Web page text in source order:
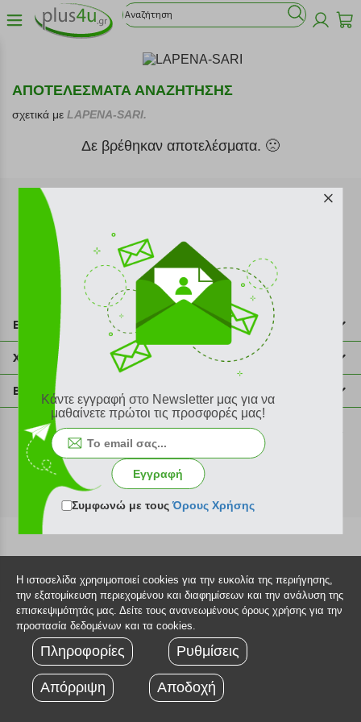
ΑΠΟΤΕΛΕΣΜΑΤΑ ΑΝΑΖΗΤΗΣΗΣ
σχετικά με LAPENA-SARI.
Δε βρέθηκαν αποτελέσματα. 🙁
Εγγραφή στο newsletter
Επικοινωνία
211 2000 700
info@plus4u.gr
Χρήσιμες πληροφορίες
Η εταιρία
Σημεία παραλαβής
Ευκαιρίες καριέρας
Όροι χρήσης
Sitemap
Βοήθεια
Εξέλιξη παραγγελίας
Τρόποι παραγγελίας
Τρόποι πληρωμής
Τρόποι αποστολής
Πολιτική επιστροφών
Τεχνική υποστήριξη
©2026 Plus4u.gr
Κάντε εγγραφή στο Newsletter μας για να
μαθαίνετε πρώτοι τις προσφορές μας!
Εγγραφή
Συμφωνώ με τουςΌρους Χρήσης
Η ιστοσελίδα χρησιμοποιεί cookies για την ευκολία της περιήγησης,
την εξατομίκευση περιεχομένου και διαφημίσεων και την ανάλυση της
επισκεψιμότητάς μας. Δείτε τους ανανεωμένους όρους χρήσης για την
προστασία δεδομένων και τα cookies.
Πληροφορίες Ρυθμίσεις
Απόρριψη Αποδοχή